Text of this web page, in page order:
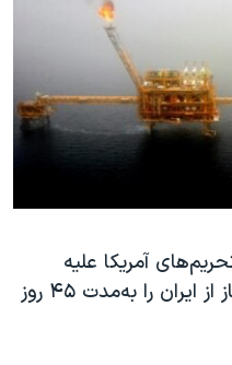
آمریکا علیه
جمهوری اسلامی برای واردات گاز از ایران را به‌مدت ۴۵ روز